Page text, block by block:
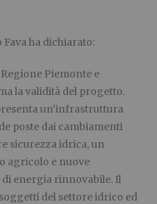
ha dichiarato:
Piemonte e
la validità del progetto.
un’infrastruttura
poste dai cambiamenti
sicurezza idrica, un
agricolo e nuove
energia rinnovabile. Il
del settore idrico ed